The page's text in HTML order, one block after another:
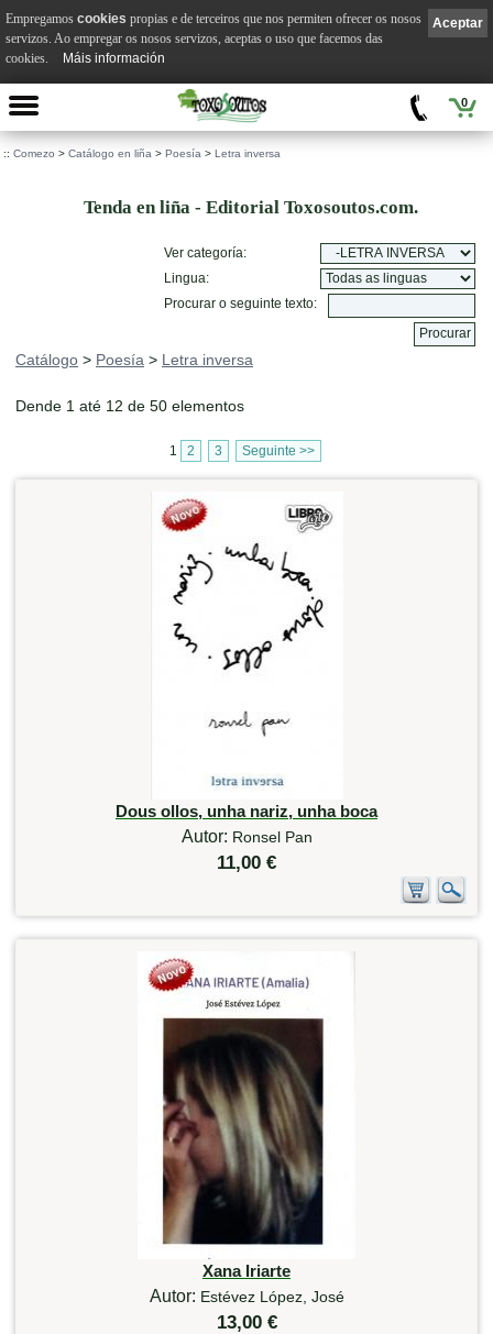
0
:: Comezo > Catálogo en liña > Poesía > Letra inversa
Tenda en liña - Editorial Toxosoutos.com.
Ver categoría:
Lingua:
Procurar o seguinte texto:
Catálogo > Poesía > Letra inversa
Dende 1 até 12 de 50 elementos
1 2 3 Seguinte >>
Dous ollos, unha nariz, unha boca
Autor: Ronsel Pan
11,00 €
Xana Iriarte
Autor: Estévez López, José
13,00 €
Aceptar
Empregamos cookies propias e de terceiros que nos permiten ofrecer os nosos
servizos. Ao empregar os nosos servizos, aceptas o uso que facemos das
cookies.
Máis información